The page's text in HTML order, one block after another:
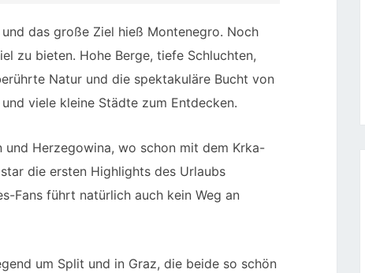
das große Ziel hieß Montenegro. Noch
zu bieten. Hohe Berge, tiefe Schluchten,
Natur und die spektakuläre Bucht von
viele kleine Städte zum Entdecken.
Herzegowina, wo schon mit dem Krka-
die ersten Highlights des Urlaubs
Fans führt natürlich auch kein Weg an
um Split und in Graz, die beide so schön